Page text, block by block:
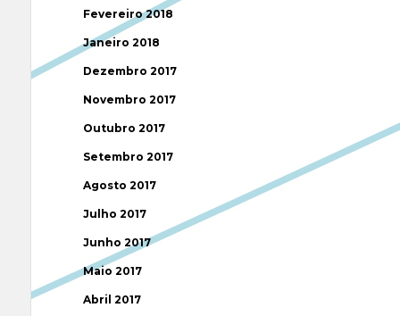
Fevereiro 2018
Janeiro 2018
Dezembro 2017
Novembro 2017
Outubro 2017
Setembro 2017
Agosto 2017
Julho 2017
Junho 2017
Maio 2017
Abril 2017